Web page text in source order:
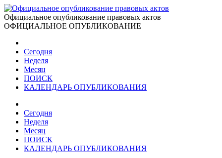
Официальное опубликование правовых актов
ОФИЦИАЛЬНОЕ ОПУБЛИКОВАНИЕ
Сегодня
Неделя
Месяц
ПОИСК
КАЛЕНДАРЬ ОПУБЛИКОВАНИЯ
Сегодня
Неделя
Месяц
ПОИСК
КАЛЕНДАРЬ ОПУБЛИКОВАНИЯ